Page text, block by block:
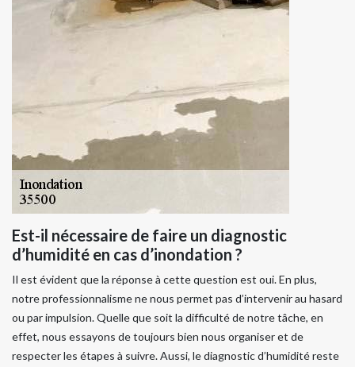
Est-il nécessaire de faire un diagnostic
d’humidité en cas d’inondation ?
Il est évident que la réponse à cette question est oui. En plus,
notre professionnalisme ne nous permet pas d’intervenir au hasard
ou par impulsion. Quelle que soit la difficulté de notre tâche, en
effet, nous essayons de toujours bien nous organiser et de
respecter les étapes à suivre. Aussi, le diagnostic d’humidité reste